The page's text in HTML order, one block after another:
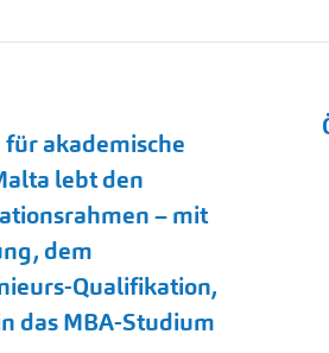
akademische
lebt den
– mit
dem
Qualifikation,
das MBA-Studium